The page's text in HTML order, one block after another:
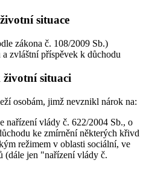
situace
zákona č. 108/2009 Sb.)
zvláštní příspěvek k důchodu
situaci
osobám, jimž nevznikl nárok na:
nařízení vlády č. 622/2004 Sb., o
ke zmírnění některých křivd
režimem v oblasti sociální, ve
(dále jen "nařízení vlády č.